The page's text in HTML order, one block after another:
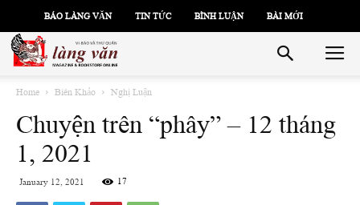
BÁO LÀNG VĂN TIN TỨC BÌNH LUẬN BÀI MỚI
Home Biên Khảo Nghị Luận
Chuyện trên “phây” – 12 tháng
1, 2021
January 12, 2021 17